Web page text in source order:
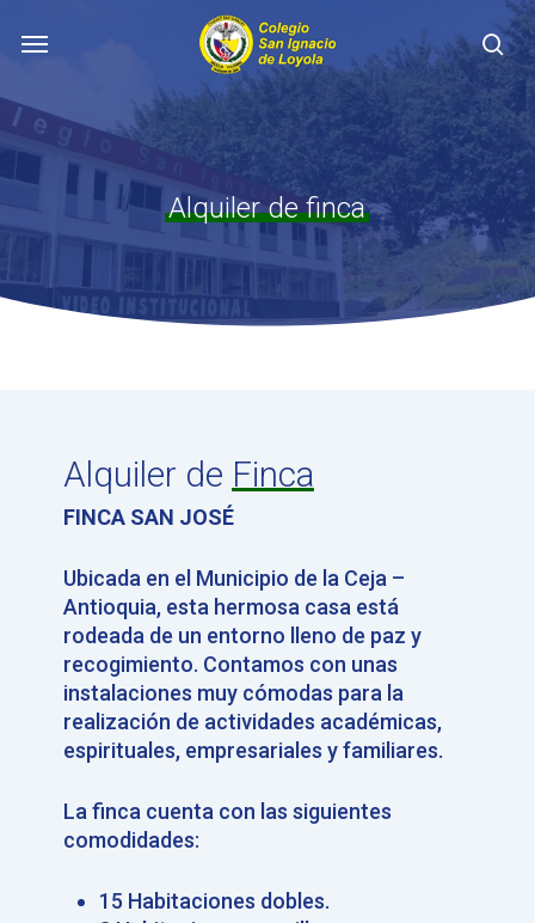
content
Menu
Alquiler de finca
Alquiler de Finca
FINCA SAN JOSÉ
Ubicada en el Municipio de la Ceja –
Antioquia, esta hermosa casa está
rodeada de un entorno lleno de paz y
recogimiento. Contamos con unas
instalaciones muy cómodas para la
realización de actividades académicas,
espirituales, empresariales y familiares.
La finca cuenta con las siguientes
comodidades:
15 Habitaciones dobles.